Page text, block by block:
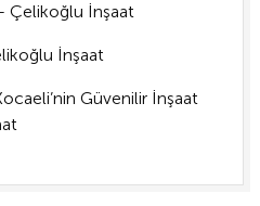
Çelikoğlu İnşaat
İnşaat
Güvenilir İnşaat